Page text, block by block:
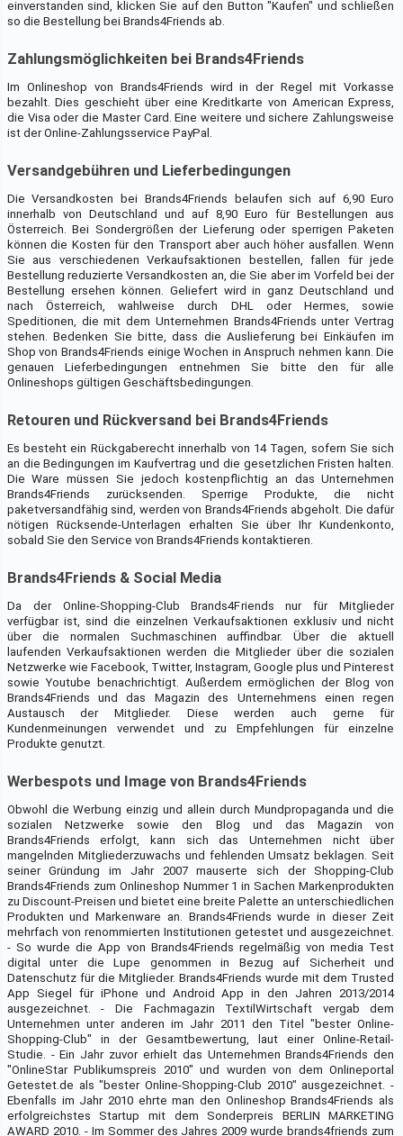
einverstanden sind, klicken Sie auf den Button "Kaufen" und schließen
so die Bestellung bei Brands4Friends ab.
Zahlungsmöglichkeiten bei Brands4Friends
Im Onlineshop von Brands4Friends wird in der Regel mit Vorkasse
bezahlt. Dies geschieht über eine Kreditkarte von American Express,
die Visa oder die Master Card. Eine weitere und sichere Zahlungsweise
ist der Online-Zahlungsservice PayPal.
Versandgebühren und Lieferbedingungen
Die Versandkosten bei Brands4Friends belaufen sich auf 6,90 Euro
innerhalb von Deutschland und auf 8,90 Euro für Bestellungen aus
Österreich. Bei Sondergrößen der Lieferung oder sperrigen Paketen
können die Kosten für den Transport aber auch höher ausfallen. Wenn
Sie aus verschiedenen Verkaufsaktionen bestellen, fallen für jede
Bestellung reduzierte Versandkosten an, die Sie aber im Vorfeld bei der
Bestellung ersehen können. Geliefert wird in ganz Deutschland und
nach Österreich, wahlweise durch DHL oder Hermes, sowie
Speditionen, die mit dem Unternehmen Brands4Friends unter Vertrag
stehen. Bedenken Sie bitte, dass die Auslieferung bei Einkäufen im
Shop von Brands4Friends einige Wochen in Anspruch nehmen kann. Die
genauen Lieferbedingungen entnehmen Sie bitte den für alle
Onlineshops gültigen Geschäftsbedingungen.
Retouren und Rückversand bei Brands4Friends
Es besteht ein Rückgaberecht innerhalb von 14 Tagen, sofern Sie sich
an die Bedingungen im Kaufvertrag und die gesetzlichen Fristen halten.
Die Ware müssen Sie jedoch kostenpflichtig an das Unternehmen
Brands4Friends zurücksenden. Sperrige Produkte, die nicht
paketversandfähig sind, werden von Brands4Friends abgeholt. Die dafür
nötigen Rücksende-Unterlagen erhalten Sie über Ihr Kundenkonto,
sobald Sie den Service von Brands4Friends kontaktieren.
Brands4Friends & Social Media
Da der Online-Shopping-Club Brands4Friends nur für Mitglieder
verfügbar ist, sind die einzelnen Verkaufsaktionen exklusiv und nicht
über die normalen Suchmaschinen auffindbar. Über die aktuell
laufenden Verkaufsaktionen werden die Mitglieder über die sozialen
Netzwerke wie Facebook, Twitter, Instagram, Google plus und Pinterest
sowie Youtube benachrichtigt. Außerdem ermöglichen der Blog von
Brands4Friends und das Magazin des Unternehmens einen regen
Austausch der Mitglieder. Diese werden auch gerne für
Kundenmeinungen verwendet und zu Empfehlungen für einzelne
Produkte genutzt.
Werbespots und Image von Brands4Friends
Obwohl die Werbung einzig und allein durch Mundpropaganda und die
sozialen Netzwerke sowie den Blog und das Magazin von
Brands4Friends erfolgt, kann sich das Unternehmen nicht über
mangelnden Mitgliederzuwachs und fehlenden Umsatz beklagen. Seit
seiner Gründung im Jahr 2007 mauserte sich der Shopping-Club
Brands4Friends zum Onlineshop Nummer 1 in Sachen Markenprodukten
zu Discount-Preisen und bietet eine breite Palette an unterschiedlichen
Produkten und Markenware an. Brands4Friends wurde in dieser Zeit
mehrfach von renommierten Institutionen getestet und ausgezeichnet.
- So wurde die App von Brands4Friends regelmäßig von media Test
digital unter die Lupe genommen in Bezug auf Sicherheit und
Datenschutz für die Mitglieder. Brands4Friends wurde mit dem Trusted
App Siegel für iPhone und Android App in den Jahren 2013/2014
ausgezeichnet. - Die Fachmagazin TextilWirtschaft vergab dem
Unternehmen unter anderen im Jahr 2011 den Titel "bester Online-
Shopping-Club" in der Gesamtbewertung, laut einer Online-Retail-
Studie. - Ein Jahr zuvor erhielt das Unternehmen Brands4Friends den
"OnlineStar Publikumspreis 2010" und wurden von dem Onlineportal
Getestet.de als "bester Online-Shopping-Club 2010" ausgezeichnet. -
Ebenfalls im Jahr 2010 ehrte man den Onlineshop Brands4Friends als
erfolgreichstes Startup mit dem Sonderpreis BERLIN MARKETING
AWARD 2010. - Im Sommer des Jahres 2009 wurde brands4friends zum